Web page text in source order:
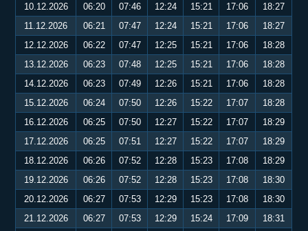
10.12.2026
06:20 07:46 12:24 15:21 17:06
18:27
11.12.2026
06:21 07:47 12:24 15:21 17:06
18:27
12.12.2026
06:22 07:47 12:25 15:21 17:06
18:28
13.12.2026
06:23 07:48 12:25 15:21 17:06
18:28
14.12.2026
06:23 07:49 12:26 15:21 17:06
18:28
15.12.2026
06:24 07:50 12:26 15:22 17:07
18:28
16.12.2026
06:25 07:50 12:27 15:22 17:07
18:29
17.12.2026
06:25 07:51 12:27 15:22 17:07
18:29
18.12.2026
06:26 07:52 12:28 15:23 17:08
18:29
19.12.2026
06:26 07:52 12:28 15:23 17:08
18:30
20.12.2026
06:27 07:53 12:29 15:23 17:08
18:30
21.12.2026
06:27 07:53 12:29 15:24 17:09
18:31